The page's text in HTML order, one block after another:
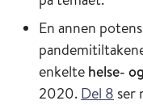
En annen
enkelte helse-
2020. Del 8 ser